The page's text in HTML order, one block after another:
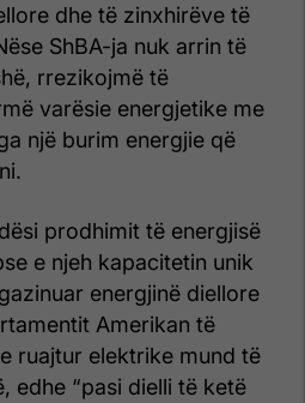
dhe të zinxhirëve të
ShBA-ja nuk arrin të
rrezikojmë të
varësie energjetike me
një burim energjie që
prodhimit të energjisë
e njeh kapacitetin unik
energjinë diellore
Amerikan të
ruajtur elektrike mund të
edhe “pasi dielli të ketë